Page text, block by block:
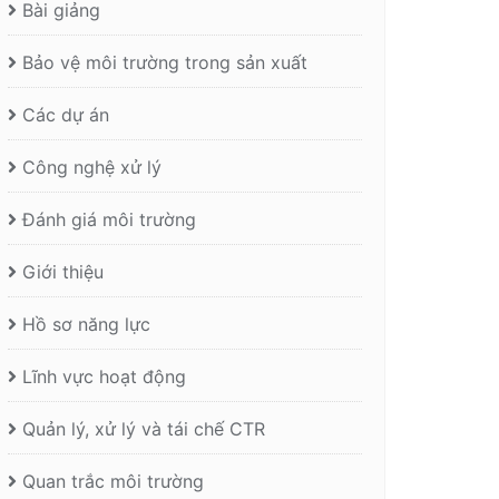
Bài giảng
Bảo vệ môi trường trong sản xuất
Các dự án
Công nghệ xử lý
Đánh giá môi trường
Giới thiệu
Hồ sơ năng lực
Lĩnh vực hoạt động
Quản lý, xử lý và tái chế CTR
Quan trắc môi trường